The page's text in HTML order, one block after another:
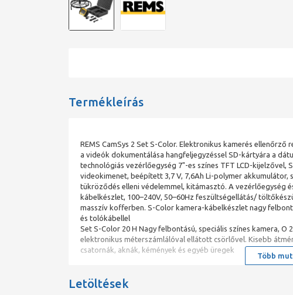
Termékleírás
REMS CamSys 2 Set S-Color. Elektronikus kamerés
a videók dokumentálása hangfeljegyzéssel SD-kártyára a
technológiás vezérlőegység 7"-es színes TFT LCD-kijelzővel,
videokimenet, beépített 3,7 V, 7,6Ah Li-polymer
tükröződés elleni védelemmel, kitámasztó. A vezérlőegység
kábelkészlet, 100–240V, 50–60Hz feszültségellátás/
masszív kofferben. S-Color kamera-kábelkészlet nagy
és tolókábellel
Set S-Color 20 H Nagy felbontású, speciális színes kamera,
elektronikus méterszámlálóval ellátott csörlővel. Kisebb
csatornák, aknák, kémények és egyéb üregek
Több
Letöltések